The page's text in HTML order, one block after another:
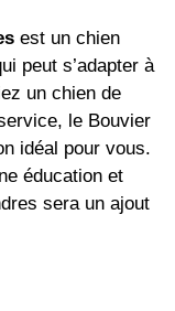
est un chien
peut s’adapter à
un chien de
le Bouvier
idéal pour vous.
éducation et
sera un ajout